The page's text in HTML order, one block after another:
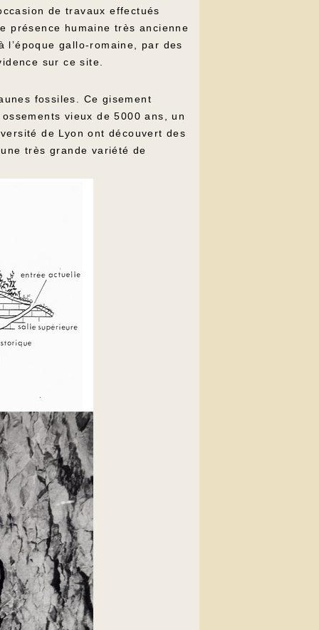
de travaux effectués
présence humaine très ancienne
l’époque gallo-romaine, par des
sur ce site.
fossiles. Ce gisement
vieux de 5000 ans, un
de Lyon ont découvert des
très grande variété de